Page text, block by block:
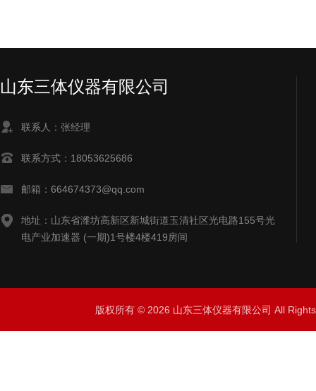
山东三体仪器有限公司
联系人：张经理
联系方式：18053625686
邮箱：664674373@qq.com
地址：山东省潍坊高新区新城街道玉清社区光电路155号光
电产业加速器 (一期)1号楼4楼419房间
版权所有 © 2026 山东三体仪器有限公司 All